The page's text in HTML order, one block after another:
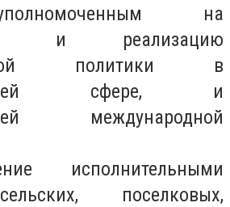
на
и реализацию
политики в
сфере, и
международной
исполнительными
поселковых,